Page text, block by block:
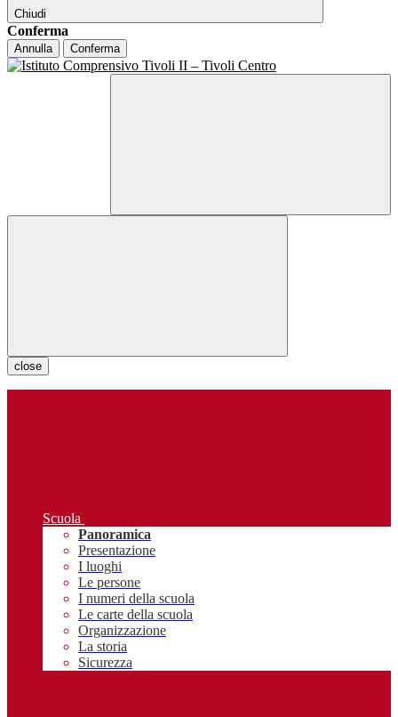
Chiudi
Conferma
Annulla Conferma
close
Scuola
Panoramica
Presentazione
I luoghi
Le persone
I numeri della scuola
Le carte della scuola
Organizzazione
La storia
Sicurezza